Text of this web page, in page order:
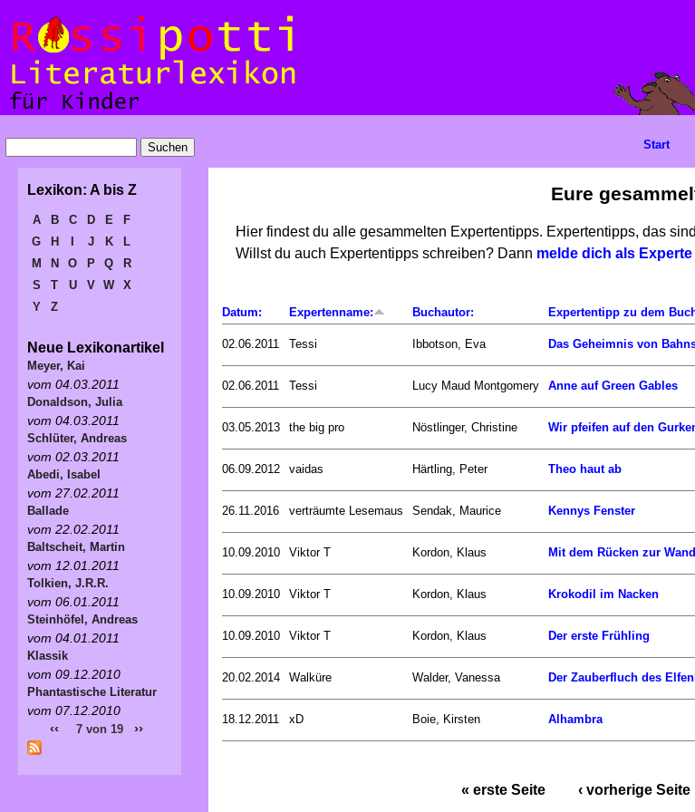
Eure
Hier findest du alle gesammelten Expertentipps. Expertentipps, das
Willst du auch Expertentipps schreiben? Dann melde dich als Experte
Datum: Expertenname: Buchautor: Expertentipp zu dem
02.06.2011 Tessi Ibbotson, Eva Das Geheimnis von
02.06.2011 Tessi Lucy Maud Montgomery Anne auf Green Gables
03.05.2013 the big pro Nöstlinger, Christine Wir pfeifen auf den
06.09.2012 vaidas Härtling, Peter Theo haut ab
26.11.2016 verträumte Lesemaus Sendak, Maurice Kennys Fenster
10.09.2010 Viktor T Kordon, Klaus Mit dem Rücken zur Wand
10.09.2010 Viktor T Kordon, Klaus Krokodil im Nacken
10.09.2010 Viktor T Kordon, Klaus Der erste Frühling
20.02.2014 Walküre Walder, Vanessa Der Zauberfluch des
18.12.2011 xD Boie, Kirsten Alhambra
« erste Seite ‹ vorherige Seite
Start
Lexikon: A bis Z
A B C D E
F
G
H J K
L
M
N O P Q
R
S
T U V W
X
Y
Z
Neue Lexikonartikel
Meyer, Kai
vom 04.03.2011
Donaldson, Julia
vom 04.03.2011
Schlüter, Andreas
vom 02.03.2011
Abedi, Isabel
vom 27.02.2011
Ballade
vom 22.02.2011
Baltscheit, Martin
vom 12.01.2011
Tolkien, J.R.R.
vom 06.01.2011
Steinhöfel, Andreas
vom 04.01.2011
Klassik
vom 09.12.2010
Phantastische Literatur
vom 07.12.2010
‹‹ 7 von 19 ››